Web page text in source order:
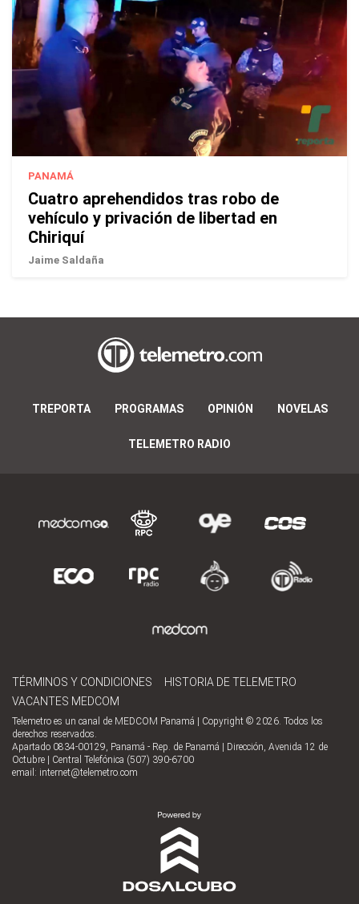
PANAMÁ
Cuatro aprehendidos tras robo de
vehículo y privación de libertad en
Chiriquí
Jaime Saldaña
TREPORTA PROGRAMAS OPINIÓN NOVELAS
TELEMETRO RADIO
TÉRMINOS Y CONDICIONES
HISTORIA DE TELEMETRO
VACANTES MEDCOM
Telemetro es un canal de MEDCOM Panamá | Copyright © 2026. Todos los
derechos reservados.
Apartado 0834-00129, Panamá - Rep. de Panamá | Dirección, Avenida 12 de
Octubre | Central Telefónica (507) 390-6700
email: internet@telemetro.com